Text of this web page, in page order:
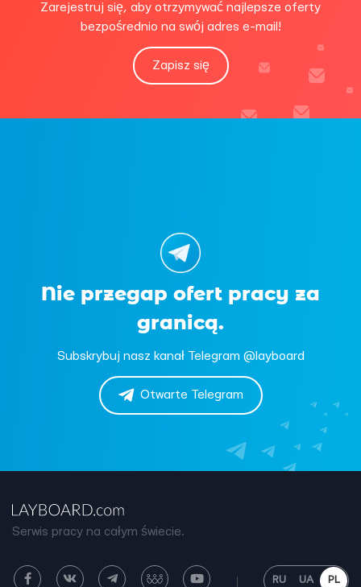
Zarejestruj się, aby otrzymywać najlepsze oferty
bezpośrednio na swój adres e-mail!
Zapisz się
Nie przegap ofert pracy za
granicą.
Subskrybuj nasz kanał Telegram @layboard
Otwarte Telegram
Serwis pracy na całym świecie.
RU UA PL